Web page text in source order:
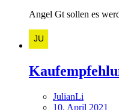
Angel Gt sollen es
JulianLi
10. April 2021